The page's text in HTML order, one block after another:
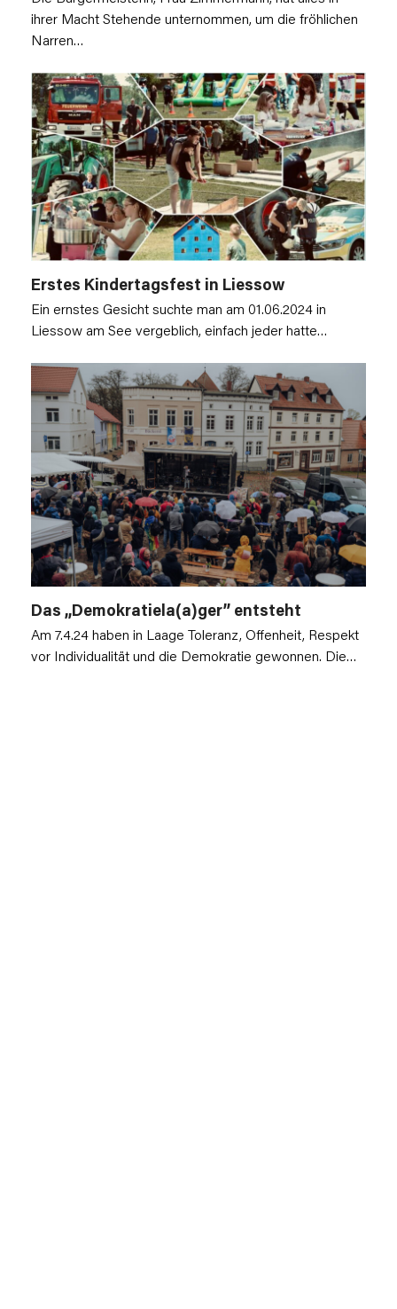
ihrer Macht Stehende unternommen, um die fröhlichen
Narren…
Erstes Kindertagsfest in Liessow
Ein ernstes Gesicht suchte man am 01.06.2024 in
Liessow am See vergeblich, einfach jeder hatte…
Das „Demokratiela(a)ger” entsteht
Am 7.4.24 haben in Laage Toleranz, Offenheit, Respekt
vor Individualität und die Demokratie gewonnen. Die…